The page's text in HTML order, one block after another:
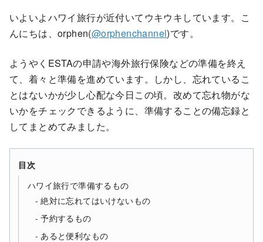
いよいよハワイ旅行が近付いてウキウキしています。こ
んにちは、orphen(@orphenchannel)です。
ようやくESTAの申請や海外旅行保険などの準備を終え
て、着々と準備を進めています。しかし、忘れているこ
とはないかが少し心配な今日この頃。改めて忘れ物がな
いかをチェックできるように、準備することの備忘録と
してまとめてみました。
目次
ハワイ旅行で準備するもの
絶対に忘れてはいけないもの
予約するもの
あると便利なもの